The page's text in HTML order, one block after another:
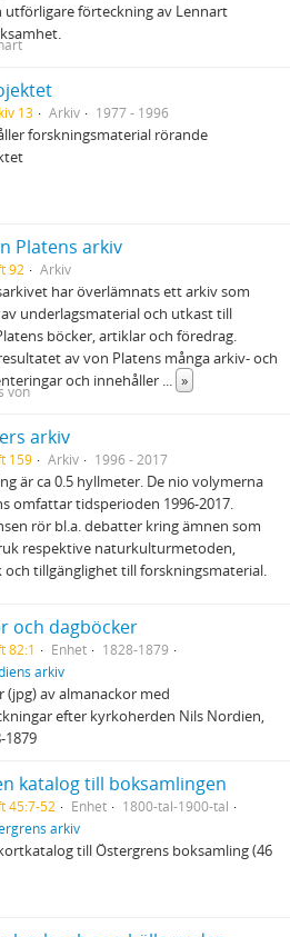
utförligare förteckning av Lennart
13 Arkiv 1977 - 1996
forskningsmaterial rörande
Platens arkiv
92 Arkiv
har överlämnats ett arkiv som
underlagsmaterial och utkast till
böcker, artiklar och föredrag.
av von Platens många arkiv- och
och innehåller ... »
von
arkiv
159 Arkiv 1996 - 2017
är ca 0.5 hyllmeter. De nio volymerna
omfattar tidsperioden 1996-2017.
rör bl.a. debatter kring ämnen som
respektive naturkulturmetoden,
och tillgänglighet till forskningsmaterial.
och dagböcker
82:1 Enhet
1828-1879
arkiv
(jpg) av almanackor med
efter kyrkoherden Nils Nordien,
1879
katalog till boksamlingen
45:7-52 Enhet
1800-tal-1900-tal
arkiv
till Östergrens boksamling (46